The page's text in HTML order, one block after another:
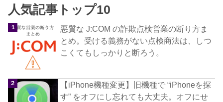
人気記事トップ10
悪質な J:COM の詐欺点検営業の断り方ま
とめ。受ける義務がない点検商法は、しつ
こくてもしっかりと断ろう。
【iPhone機種変更】旧機種で “iPhoneを探
す” をオフにし忘れても大丈夫。オフにせ